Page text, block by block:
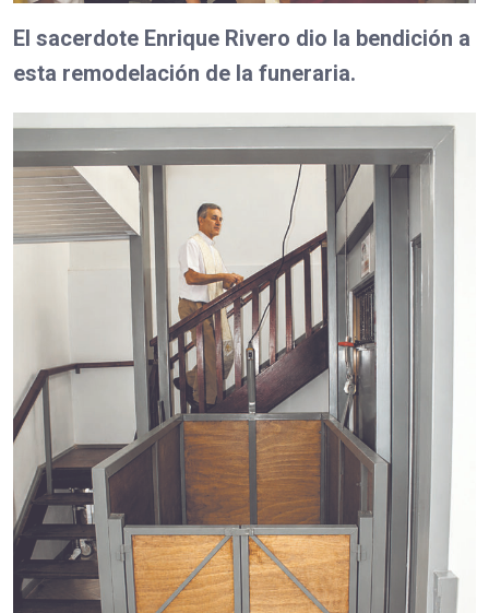
El sacerdote Enrique Rivero dio la bendición a
esta remodelación de la funeraria.